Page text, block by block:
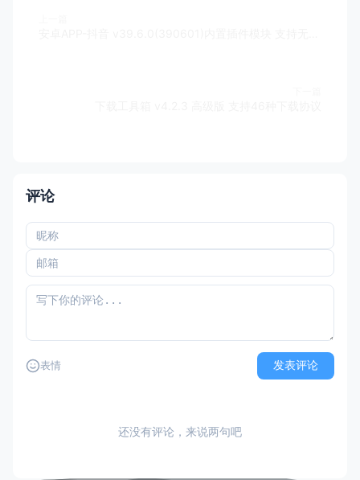
评论
表情 发表评论
还没有评论，来说两句吧